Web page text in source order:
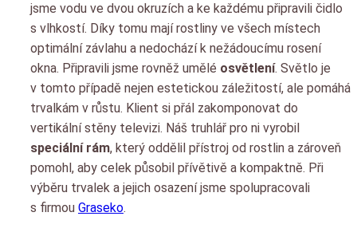
jsme vodu ve dvou okruzích a ke každému připravili čidlo
s vlhkostí. Díky tomu mají rostliny ve všech místech
optimální závlahu a nedochází k nežádoucímu rosení
okna. Připravili jsme rovněž umělé osvětlení. Světlo je
v tomto případě nejen estetickou záležitostí, ale pomáhá
trvalkám v růstu. Klient si přál zakomponovat do
vertikální stěny televizi. Náš truhlář pro ni vyrobil
speciální rám, který oddělil přístroj od rostlin a zároveň
pomohl, aby celek působil přívětivě a kompaktně. Při
výběru trvalek a jejich osazení jsme spolupracovali
s firmou Graseko.